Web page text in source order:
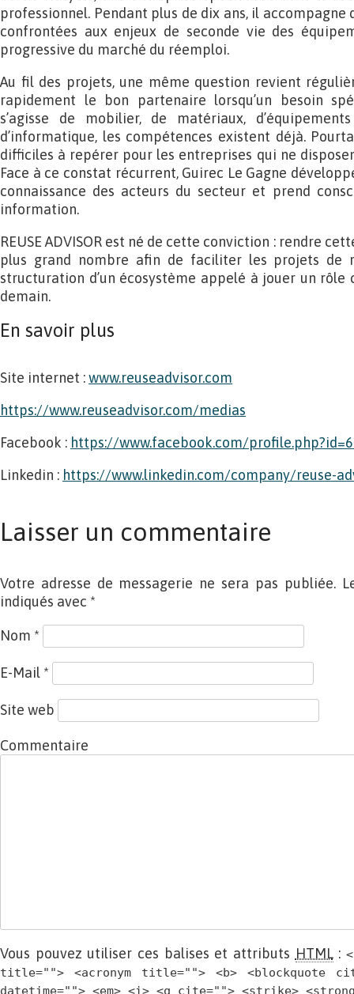
professionnel. Pendant plus de dix ans, il accompagne
confrontées aux enjeux de seconde vie des
progressive du marché du réemploi.
Au fil des projets, une même question revient
rapidement le bon partenaire lorsqu’un besoin
s’agisse de mobilier, de matériaux,
d’informatique, les compétences existent déjà.
difficiles à repérer pour les entreprises qui ne
Face à ce constat récurrent, Guirec Le Gagne
connaissance des acteurs du secteur et prend
information.
REUSE ADVISOR est né de cette conviction : rendre
plus grand nombre afin de faciliter les projets de
structuration d’un écosystème appelé à jouer un rôle
demain.
En savoir plus
Site internet :www.reuseadvisor.com
https://www.reuseadvisor.com/medias
Facebook : https://www.facebook.com/
Linkedin : https://www.linkedin.com/company/reuse-
Laisser un commentaire
Votre adresse de messagerie ne sera pas publiée.
indiqués avec *
Nom *
E-Mail *
Site web
Commentaire
Vous pouvez utiliser ces balises et attributs HTML:
title=""> <acronym title=""> <b> <blockquote
datetime=""> <em> <i> <q cite=""> <strike>